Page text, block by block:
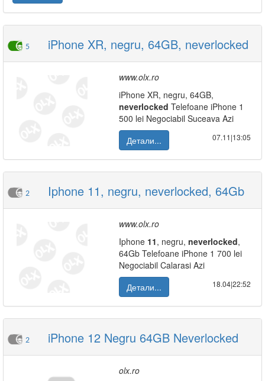
5 iPhone XR, negru, 64GB, neverlocked
www.olx.ro
iPhone XR, negru, 64GB,
neverlocked Telefoane iPhone 1
500 lei Negociabil Suceava Azi
Детали...
07.11|13:05
2 Iphone 11, negru, neverlocked, 64Gb
www.olx.ro
Iphone 11, negru, neverlocked,
64Gb Telefoane iPhone 1 700 lei
Negociabil Calarasi Azi
Детали...
18.04|22:52
2 iPhone 12 Negru 64GB Neverlocked
olx.ro